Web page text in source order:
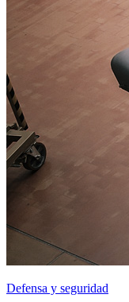
Defensa y seguridad